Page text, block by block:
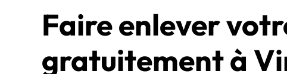
Faire enlever
gratuitement à